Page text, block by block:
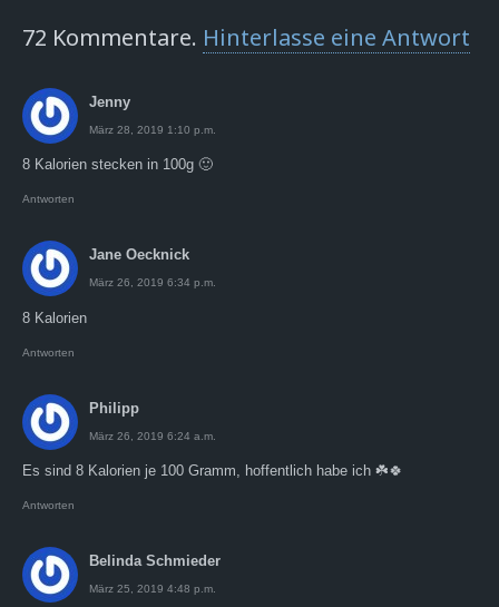
72 Kommentare. Hinterlasse eine Antwort
Jenny
März 28, 2019 1:10 p.m.
8 Kalorien stecken in 100g 🙂
Antworten
Jane Oecknick
März 26, 2019 6:34 p.m.
8 Kalorien
Antworten
Philipp
März 26, 2019 6:24 a.m.
Es sind 8 Kalorien je 100 Gramm, hoffentlich habe ich ☘️🍀
Antworten
Belinda Schmieder
März 25, 2019 4:48 p.m.